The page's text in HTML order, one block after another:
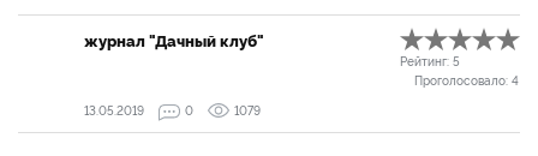
журнал "Дачный клуб"
Рейтинг: 5
Проголосовало: 4
13.05.2019
0 1079